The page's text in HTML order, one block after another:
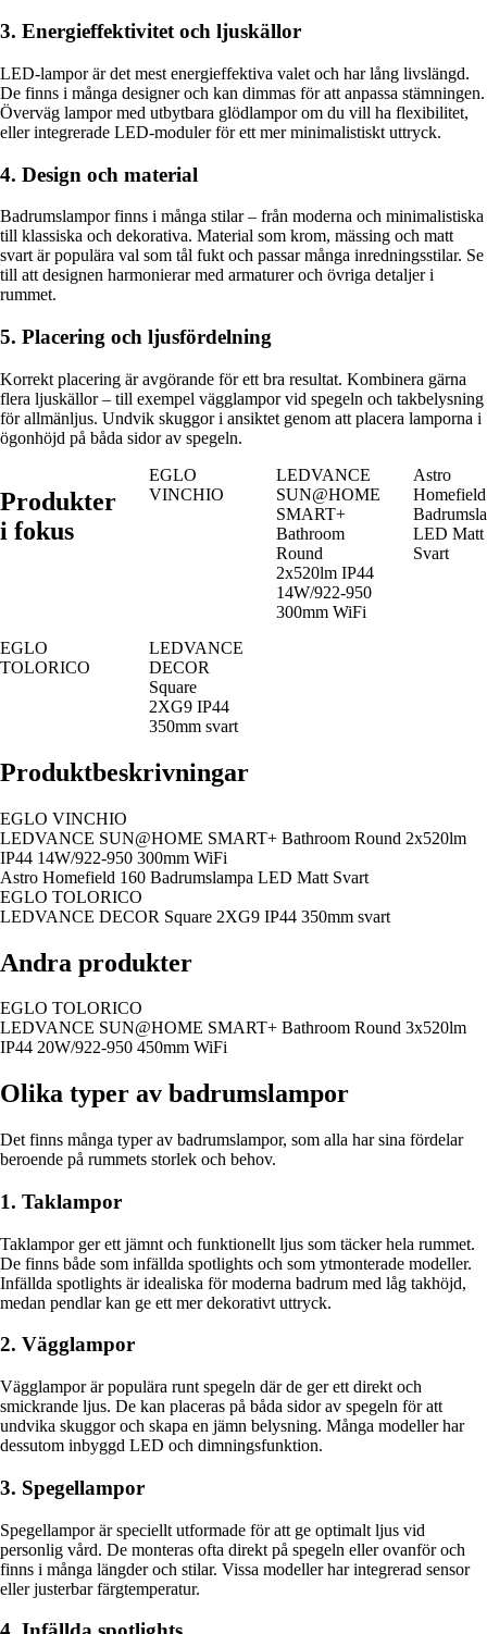
3. Energieffektivitet och ljuskällor
LED-lampor är det mest energieffektiva valet och har lång livslängd.
De finns i många designer och kan dimmas för att anpassa stämningen.
Överväg lampor med utbytbara glödlampor om du vill ha flexibilitet,
eller integrerade LED-moduler för ett mer minimalistiskt uttryck.
4. Design och material
Badrumslampor finns i många stilar – från moderna och minimalistiska
till klassiska och dekorativa. Material som krom, mässing och matt
svart är populära val som tål fukt och passar många inredningsstilar. Se
till att designen harmonierar med armaturer och övriga detaljer i
rummet.
5. Placering och ljusfördelning
Korrekt placering är avgörande för ett bra resultat. Kombinera gärna
flera ljuskällor – till exempel vägglampor vid spegeln och takbelysning
för allmänljus. Undvik skuggor i ansiktet genom att placera lamporna i
ögonhöjd på båda sidor av spegeln.
Produkter
i fokus
EGLO
VINCHIO
LEDVANCE
SUN@HOME
SMART+
Bathroom
Round
2x520lm IP44
14W/922-950
300mm WiFi
Astro
LED Matt
Svart
EGLO
TOLORICO
LEDVANCE
DECOR
Square
2XG9 IP44
350mm svart
Produktbeskrivningar
EGLO VINCHIO
LEDVANCE SUN@HOME SMART+ Bathroom Round 2x520lm
IP44 14W/922-950 300mm WiFi
Astro Homefield 160 Badrumslampa LED Matt Svart
EGLO TOLORICO
LEDVANCE DECOR Square 2XG9 IP44 350mm svart
Andra produkter
EGLO TOLORICO
LEDVANCE SUN@HOME SMART+ Bathroom Round 3x520lm
IP44 20W/922-950 450mm WiFi
Olika typer av badrumslampor
Det finns många typer av badrumslampor, som alla har sina fördelar
beroende på rummets storlek och behov.
1. Taklampor
Taklampor ger ett jämnt och funktionellt ljus som täcker hela rummet.
De finns både som infällda spotlights och som ytmonterade modeller.
Infällda spotlights är idealiska för moderna badrum med låg takhöjd,
medan pendlar kan ge ett mer dekorativt uttryck.
2. Vägglampor
Vägglampor är populära runt spegeln där de ger ett direkt och
smickrande ljus. De kan placeras på båda sidor av spegeln för att
undvika skuggor och skapa en jämn belysning. Många modeller har
dessutom inbyggd LED och dimningsfunktion.
3. Spegellampor
Spegellampor är speciellt utformade för att ge optimalt ljus vid
personlig vård. De monteras ofta direkt på spegeln eller ovanför och
finns i många längder och stilar. Vissa modeller har integrerad sensor
eller justerbar färgtemperatur.